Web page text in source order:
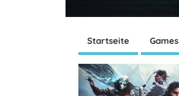
Startseite Games